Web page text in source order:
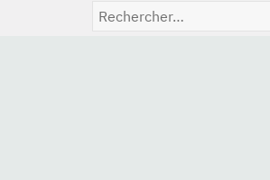
Rechercher :